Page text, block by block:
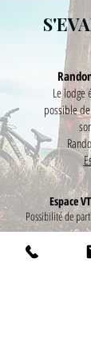
Le lodge
possible
Espace
Possibilité de
Traces